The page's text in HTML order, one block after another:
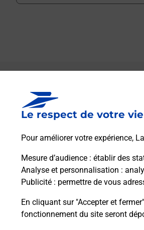
Le respect de votre
Pour améliorer votre expérience,
Mesure d’audience : établir des
Analyse et personnalisation :
Publicité : permettre de vous
En cliquant sur "Accepter et
fonctionnement du site seront
Boîte aux lettres
Prochaine collecte du
10150 Montsuzain
Itinéraire